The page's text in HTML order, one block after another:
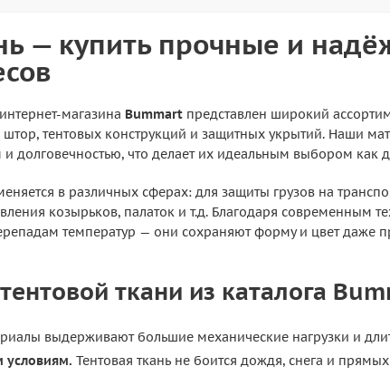
— купить прочные и
интернет-магазина Bummart представлен широкий
тентовых конструкций и защитных укрытий. Наши
долговечностью, что делает их идеальным выбором как
в различных сферах: для защиты грузов на
козырьков, палаток и т.д. Благодаря современным
температур — они сохраняют форму и цвет даже
ткани из каталога
выдерживают большие механические нагрузки и
условиям. Тентовая ткань не боится дождя, снега и